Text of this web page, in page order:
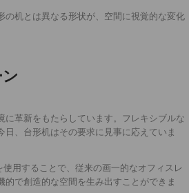
の机とは異なる形状が、空間に視覚的な変化
に革新をもたらしています。フレキシブルな
日、台形机はその要求に見事に応えていま
使用することで、従来の画一的なオフィスレ
的で創造的な空間を生み出すことができま